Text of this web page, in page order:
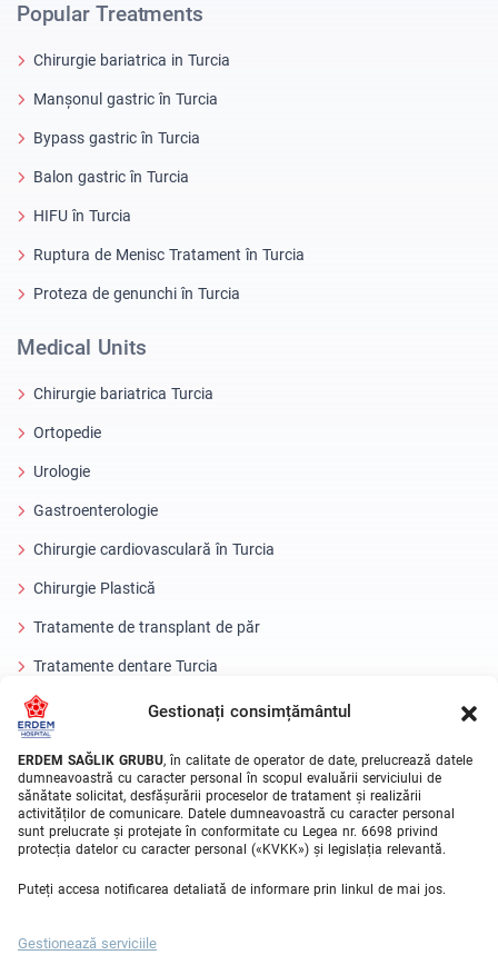
Gestionați consimțământul
ERDEM SAĞLIK GRUBU, în calitate de operator de date, prelucrează datele
dumneavoastră cu caracter personal în scopul evaluării serviciului de
sănătate solicitat, desfășurării proceselor de tratament și realizării
activităților de comunicare. Datele dumneavoastră cu caracter personal
sunt prelucrate și protejate în conformitate cu Legea nr. 6698 privind
protecția datelor cu caracter personal («KVKK») și legislația relevantă.
Puteți accesa notificarea detaliată de informare prin linkul de mai jos.
Gestionează serviciile
Popular Treatments
Chirurgie bariatrica in Turcia
Manșonul gastric în Turcia
Bypass gastric în Turcia
Balon gastric în Turcia
HIFU în Turcia
Ruptura de Menisc Tratament în Turcia
Proteza de genunchi în Turcia
Medical Units
Chirurgie bariatrica Turcia
Ortopedie
Urologie
Gastroenterologie
Chirurgie cardiovasculară în Turcia
Chirurgie Plastică
Tratamente de transplant de păr
Tratamente dentare Turcia
Ochi cu laser
About Erdem
Despre noi
Unitati Medicale
Echipa medicala